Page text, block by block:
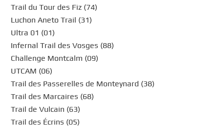
Trail du Tour des Fiz (74)
Luchon Aneto Trail (31)
Ultra 01 (01)
Infernal Trail des Vosges (88)
Challenge Montcalm (09)
UTCAM (06)
Trail des Passerelles de Monteynard (38)
Trail des Marcaires (68)
Trail de Vulcain (63)
Trail des Écrins (05)